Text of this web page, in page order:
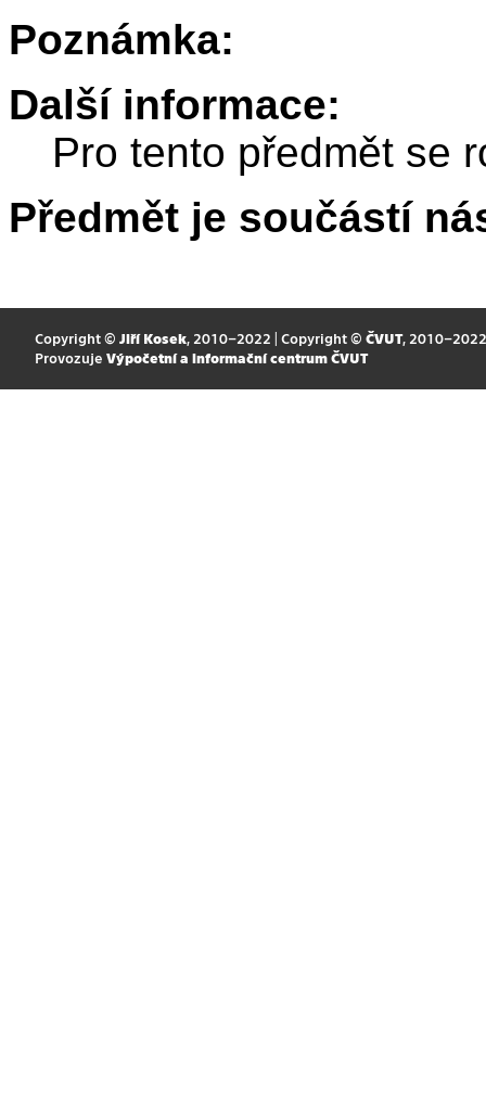
Poznámka:
Další informace:
Pro tento předmět se
Předmět je součástí
Copyright © Jiří Kosek, 2010–2022 | Copyright © ČVUT, 2010–2022
Provozuje Výpočetní a informační centrum ČVUT